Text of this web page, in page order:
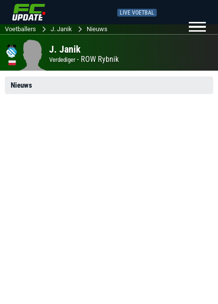
LIVE VOETBAL
Voetballers J. Janik Nieuws
J. Janik
Verdediger - ROW Rybnik
Nieuws